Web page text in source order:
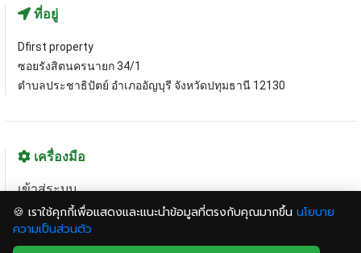
🍪 เราใช้คุกกี้เพื่อแสดงและแนะนำข้อมูลที่ตรงกับคุณมากขึ้น นโยบาย
ความเป็นส่วนตัว
ที่อยู่
Dfirst property
ซอยรังสิตนครนายก 34/1
ตำบลประชาธิปัตย์ อำเภออัญบุรี จังหวัดปทุมธานี 12130
เครื่องมือ
เข้าสู่ระบบ
ฝากทรัพย์กับเรา
แผนที่เว็บไซต์